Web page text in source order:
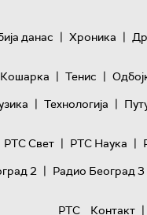
данас | Хроника |
Кошарка | Тенис |
| Технологијa |
РТС Свет | РТС Наука |
2 | Радио Београд 3
РТС
Контакт |